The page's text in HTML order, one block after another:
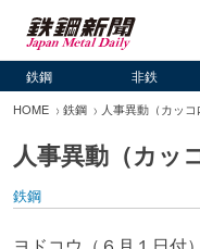
鉄鋼 非鉄
HOME 鉄鋼 人事異動（カッ
人事異動（カッ
鉄鋼